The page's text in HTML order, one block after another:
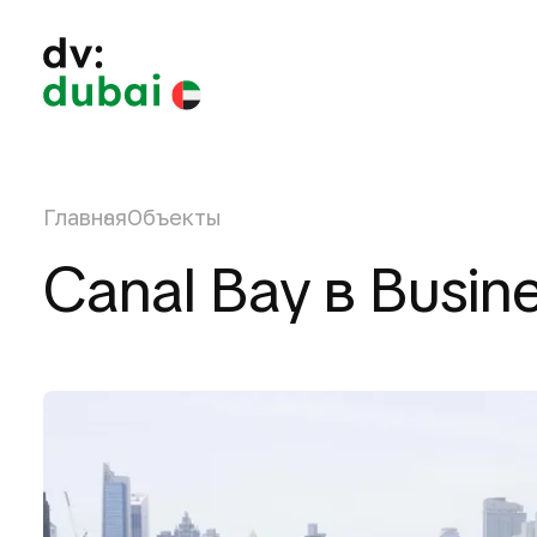
ГлавнаяОбъекты
Canal Bay в